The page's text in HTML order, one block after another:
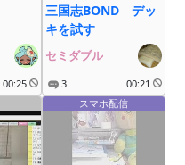
00:25
三国志BOND デッ
キを試す
セミダブル
3
00:21
スマホ配信